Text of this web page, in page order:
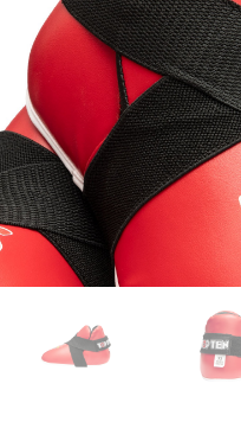
Voor dames
Zakhandschoenen
Bokszak
bokszak
Bokspoppen
Stoot- en trapkussens